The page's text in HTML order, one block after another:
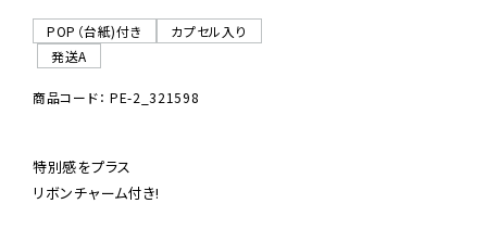
POP（台紙)付き
カプセル入り
発送A
商品コード： PE-2_321598
特別感をプラス
リボンチャーム付き!